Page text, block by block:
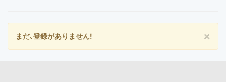
×
まだ､登録がありません!